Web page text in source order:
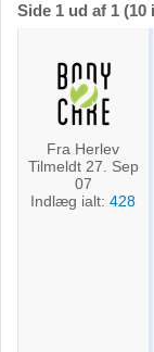
Side 1 ud af 1
Fra Herlev
Tilmeldt 27. Sep
07
Indlæg ialt: 428